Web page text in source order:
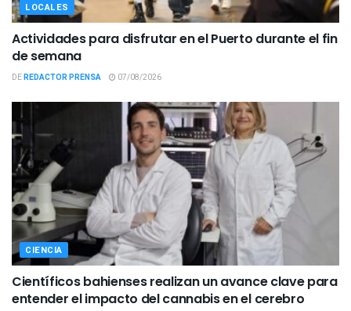
LOCALES
Actividades para disfrutar en el Puerto durante el fin
de semana
DEREDACTOR PRENSA 07/08/2026
CIENCIA
Científicos bahienses realizan un avance clave para
entender el impacto del cannabis en el cerebro